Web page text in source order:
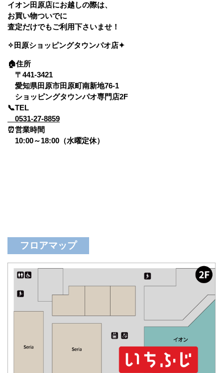
イオン田原店にお越しの際は、
お買い物ついでに
査定だけでもご利用下さいませ！
✧田原ショッピングタウンパオ店✦
🏠住所
〒441-3421
愛知県田原市田原町南新地76-1
ショッピングタウンパオ専門店2F
📞TEL
0531-27-8859
⏰営業時間
10:00～18:00（水曜定休）
フロアマップ